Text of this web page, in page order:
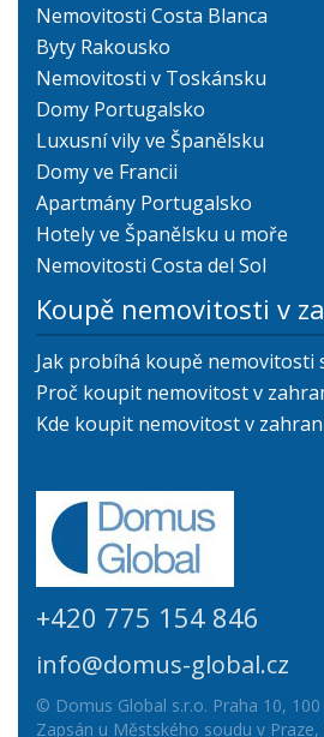
Nemovitosti Costa Blanca
Byty Rakousko
Nemovitosti v Toskánsku
Domy Portugalsko
Luxusní vily ve Španělsku
Domy ve Francii
Apartmány Portugalsko
Hotely ve Španělsku u moře
Nemovitosti Costa del Sol
Koupě nemovitosti v
Jak probíhá koupě nemovitosti
Proč koupit nemovitost v
Kde koupit nemovitost v
+420 775 154 846
info@domus-global.cz
© Domus Global s.r.o. Praha 10,
Zapsán u Městského soudu v